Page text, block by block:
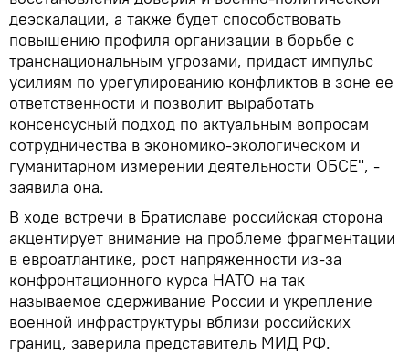
деэскалации, а также будет способствовать
повышению профиля организации в борьбе с
транснациональным угрозами, придаст импульс
усилиям по урегулированию конфликтов в зоне ее
ответственности и позволит выработать
консенсусный подход по актуальным вопросам
сотрудничества в экономико-экологическом и
гуманитарном измерении деятельности ОБСЕ", -
заявила она.
В ходе встречи в Братиславе российская сторона
акцентирует внимание на проблеме фрагментации
в евроатлантике, рост напряженности из-за
конфронтационного курса НАТО на так
называемое сдерживание России и укрепление
военной инфраструктуры вблизи российских
границ, заверила представитель МИД РФ.